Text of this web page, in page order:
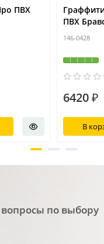
ПВХ
ПВХ
146-0428
6420 ₽
В
по выбору